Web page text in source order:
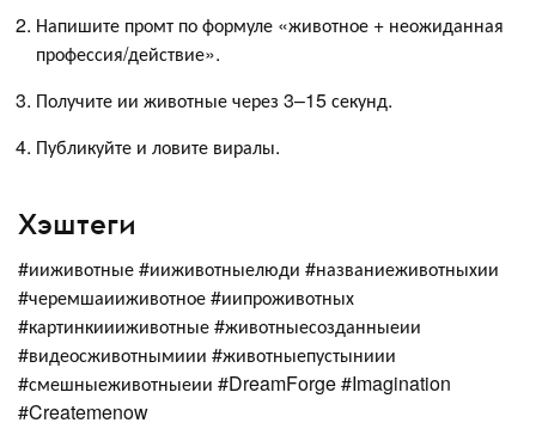
Напишите промт по формуле «животное + неожиданная
профессия/действие».
Получите ии животные через 3–15 секунд.
Публикуйте и ловите виралы.
Хэштеги
#ииживотные #ииживотныелюди #названиеживотныхии
#черемшаииживотное #иипроживотных
#картинкиииживотные #животныесозданныеии
#видеосживотнымиии #животныепустыниии
#смешныеживотныеии #DreamForge #Imagination
#Createmenow